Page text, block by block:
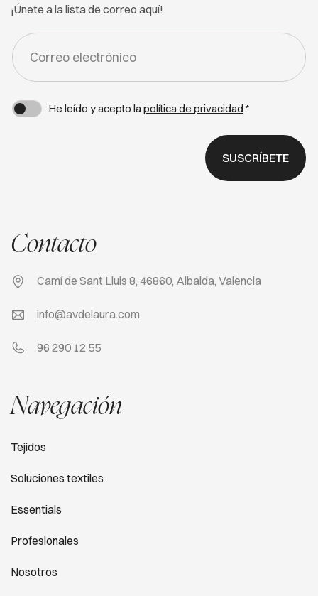
¡Únete a la lista de correo aquí!
FORM
-
NEWSLETTER
He leído y acepto la política de privacidad *
SUSCRÍBETE
Contacto
Camí de Sant Lluis 8, 46860, Albaida, Valencia
info@avdelaura.com
96 290 12 55
Navegación
Tejidos
Soluciones textiles
Essentials
Profesionales
Nosotros